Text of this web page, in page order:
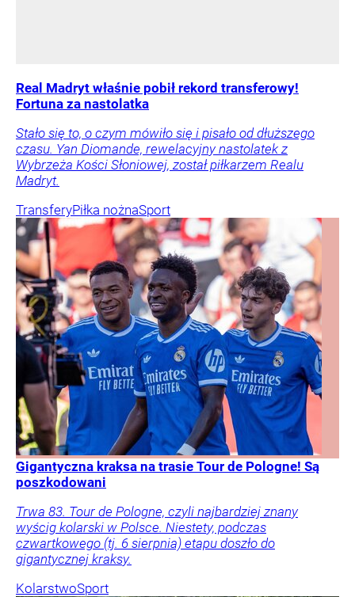
Real Madryt właśnie pobił rekord transferowy!
Fortuna za nastolatka
Stało się to, o czym mówiło się i pisało od dłuższego
czasu. Yan Diomande, rewelacyjny nastolatek z
Wybrzeża Kości Słoniowej, został piłkarzem Realu
Madryt.
TransferyPiłka nożnaSport
Gigantyczna kraksa na trasie Tour de Pologne! Są
poszkodowani
Trwa 83. Tour de Pologne, czyli najbardziej znany
wyścig kolarski w Polsce. Niestety, podczas
czwartkowego (tj. 6 sierpnia) etapu doszło do
gigantycznej kraksy.
KolarstwoSport